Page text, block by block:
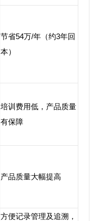
节省54万/年（约3年回
本）
培训费用低，产品质量
有保障
产品质量大幅提高
方便记录管理及追溯，